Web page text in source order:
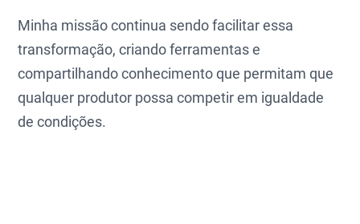
Minha missão continua sendo facilitar essa
transformação, criando ferramentas e
compartilhando conhecimento que permitam que
qualquer produtor possa competir em igualdade
de condições.